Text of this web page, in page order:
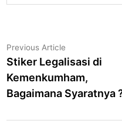
Post
navigation
Previous Article
article:
Stiker Legalisasi di
Kemenkumham,
Bagaimana Syaratnya